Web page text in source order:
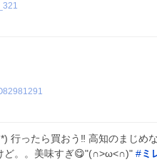
行ったら買おう‼️ 高知のまじめ
ど。。美味すぎ😋"(∩>ω<∩)" #ミ